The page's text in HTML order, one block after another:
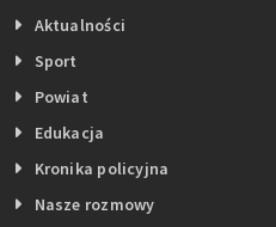
Aktualności
Sport
Powiat
Edukacja
Kronika policyjna
Nasze rozmowy